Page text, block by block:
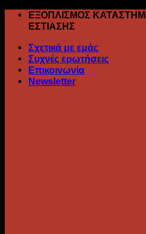
Skip
ΕΞΟΠΛΙΣΜΟΣ
ΕΣΤΙΑΣΗΣ
Σχετικά με εμάς
Συχνές ερωτήσεις
Επικοινωνία
Newsletter